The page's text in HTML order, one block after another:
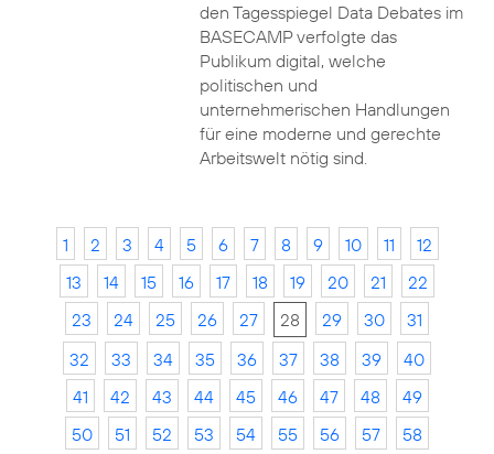
den Tagesspiegel Data Debates im
BASECAMP verfolgte das
Publikum digital, welche
politischen und
unternehmerischen Handlungen
für eine moderne und gerechte
Arbeitswelt nötig sind.
1 2 3 4 5 6 7 8 9 10 11
12
13
14 15 16 17 18 19 20 21
22
23
24 25 26 27 28 29 30
31
32
33 34 35 36 37 38 39
40
41
42 43 44 45 46 47 48
49
50
51 52 53 54 55 56 57
58